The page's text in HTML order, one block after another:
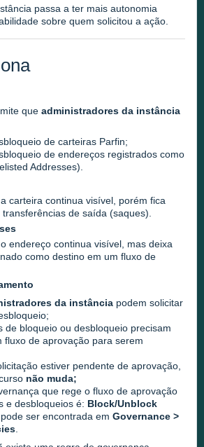
passa a ter mais autonomia
sobre quem solicitou a ação.
que administradores da instância
de carteiras Parfin;
de endereços registrados como
Addresses).
carteira continua visível, porém fica
de saída (saques).
endereço continua visível, mas deixa
como destino em um fluxo de
da instância podem solicitar
de bloqueio ou desbloqueio precisam
fluxo de aprovação para serem
estiver pendente de aprovação,
não muda;
que rege o fluxo de aprovação
e desbloqueios é: Block/Unblock
pode ser encontrada em Governance >